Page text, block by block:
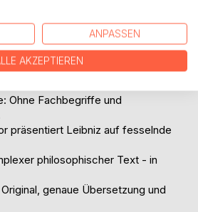
von Leibniz vereinfacht
Ohne Fachbegriffe und
präsentiert Leibniz auf fesselnde
philosophischer Text - in
genaue Übersetzung und
ANPASSEN
AKZEPTIEREN